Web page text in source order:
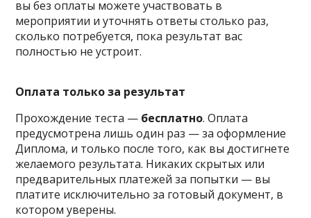
вы без оплаты можете участвовать в
мероприятии и уточнять ответы столько раз,
сколько потребуется, пока результат вас
полностью не устроит.
Оплата только за результат
Прохождение теста — бесплатно. Оплата
предусмотрена лишь один раз — за оформление
Диплома, и только после того, как вы достигнете
желаемого результата. Никаких скрытых или
предварительных платежей за попытки — вы
платите исключительно за готовый документ, в
котором уверены.